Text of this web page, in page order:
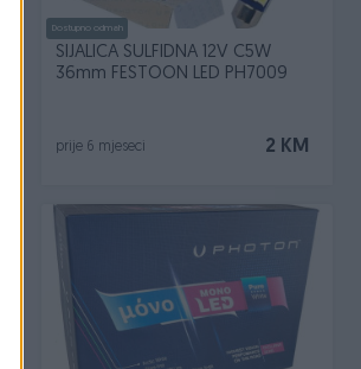
Dostupno odmah
SIJALICA SULFIDNA 12V C5W
36mm FESTOON LED PH7009
2 KM
prije 6 mjeseci